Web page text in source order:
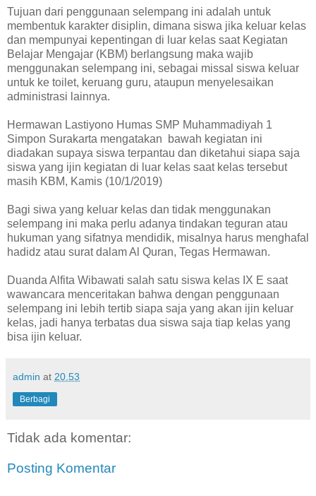
Tujuan dari penggunaan selempang ini adalah untuk
membentuk karakter disiplin, dimana siswa jika keluar kelas
dan mempunyai kepentingan di luar kelas saat Kegiatan
Belajar Mengajar (KBM) berlangsung maka wajib
menggunakan selempang ini, sebagai missal siswa keluar
untuk ke toilet, keruang guru, ataupun menyelesaikan
administrasi lainnya.
Hermawan Lastiyono Humas SMP Muhammadiyah 1
Simpon Surakarta mengatakan bawah kegiatan ini
diadakan supaya siswa terpantau dan diketahui siapa saja
siswa yang ijin kegiatan di luar kelas saat kelas tersebut
masih KBM, Kamis (10/1/2019)
Bagi siwa yang keluar kelas dan tidak menggunakan
selempang ini maka perlu adanya tindakan teguran atau
hukuman yang sifatnya mendidik, misalnya harus menghafal
hadidz atau surat dalam Al Quran, Tegas Hermawan.
Duanda Alfita Wibawati salah satu siswa kelas IX E saat
wawancara menceritakan bahwa dengan penggunaan
selempang ini lebih tertib siapa saja yang akan ijin keluar
kelas, jadi hanya terbatas dua siswa saja tiap kelas yang
bisa ijin keluar.
admin at 20.53
Berbagi
Tidak ada komentar:
Posting Komentar